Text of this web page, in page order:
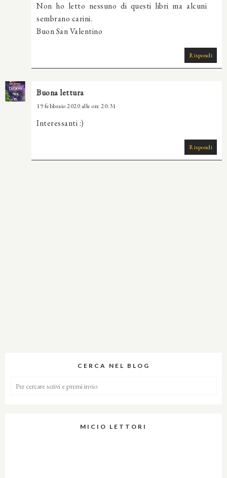
Non ho letto nessuno di questi libri ma alcuni
sembrano carini.
Buon San Valentino
Rispondi
Buona lettura
19 febbraio 2020 alle ore 20:31
Interessanti :)
Rispondi
CERCA NEL BLOG
MICIO LETTORI